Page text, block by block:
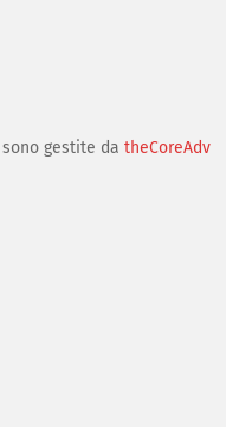
gestite da theCoreAdv